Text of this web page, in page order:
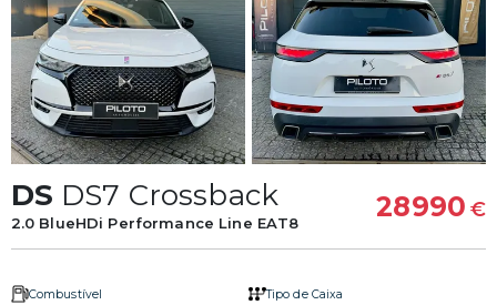
DS DS7 Crossback
2.0 BlueHDi Performance Line EAT8 28990 €
Combustível Tipo de Caixa